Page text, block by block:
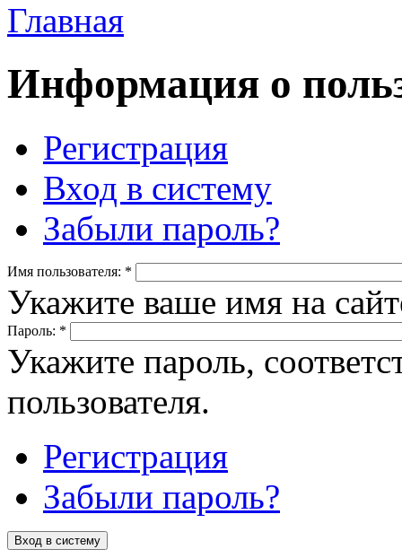
Главная
Информация о
Регистрация
Вход в систему
Забыли пароль?
Имя пользователя: *
Укажите ваше имя на
Пароль: *
Укажите пароль,
пользователя.
Регистрация
Забыли пароль?